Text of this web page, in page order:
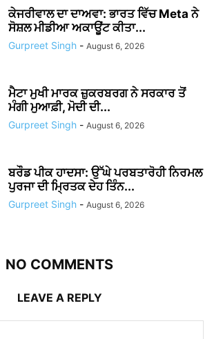
ਕੇਜਰੀਵਾਲ ਦਾ ਦਾਅਵਾ: ਭਾਰਤ ਵਿੱਚ Meta ਨੇ
ਸੋਸ਼ਲ ਮੀਡੀਆ ਅਕਾਊਂਟ ਕੀਤਾ...
Gurpreet Singh - August 6, 2026
ਮੈਟਾ ਮੁਖੀ ਮਾਰਕ ਜ਼ੁਕਰਬਰਗ ਨੇ ਸਰਕਾਰ ਤੋਂ
ਮੰਗੀ ਮੁਆਫ਼ੀ, ਮੋਦੀ ਦੀ...
Gurpreet Singh - August 6, 2026
ਬਰੌਡ ਪੀਕ ਹਾਦਸਾ: ਉੱਘੇ ਪਰਬਤਾਰੋਹੀ ਨਿਰਮਲ
ਪੁਰਜਾ ਦੀ ਮ੍ਰਿਤਕ ਦੇਹ ਤਿੰਨ...
Gurpreet Singh - August 6, 2026
NO COMMENTS
LEAVE A REPLY